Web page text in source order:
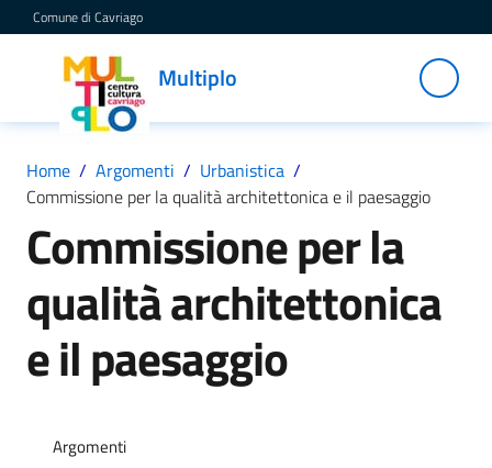
Vai al contenuto
Vai alla navigazione
Vai al footer
Comune di Cavriago
Multiplo
Multiplo
Centro
Cultura
Servizi
a
Home / Argomenti / Urbanistica /
Commissione per la qualità architettonica e il paesaggio
Commissione per la
qualità architettonica
e il paesaggio
Argomenti